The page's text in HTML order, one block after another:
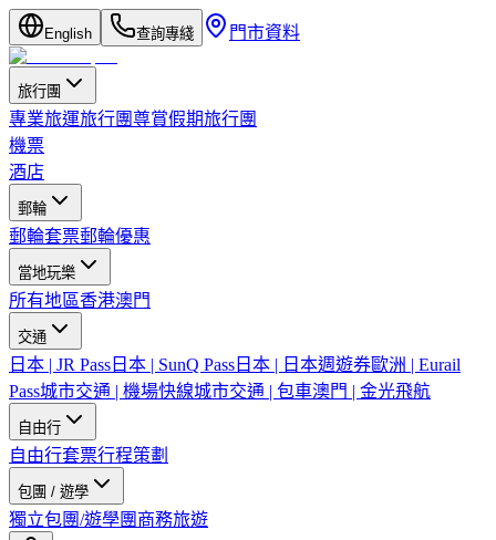
English 查詢專綫 門市資料
旅行團
專業旅運旅行團尊賞假期旅行團
機票
酒店
郵輪
郵輪套票郵輪優惠
當地玩樂
所有地區香港澳門
交通
日本 | JR Pass 日本 | SunQ Pass 日本 | 日本週遊券歐洲 | Eurail
Pass城市交通 | 機場快線城市交通 | 包車澳門 | 金光飛航
自由行
自由行套票行程策劃
包團 / 遊學
獨立包團/遊學團 商務旅遊